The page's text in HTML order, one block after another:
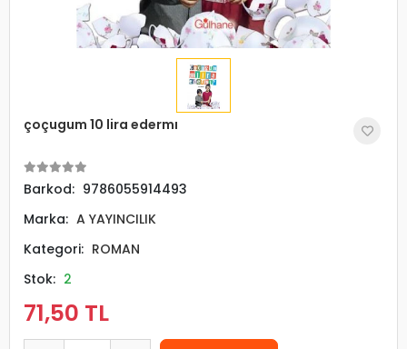
çoçugum 10 lira edermı
Barkod: 9786055914493
Marka: A YAYINCILIK
Kategori: ROMAN
Stok: 2
71,50 TL